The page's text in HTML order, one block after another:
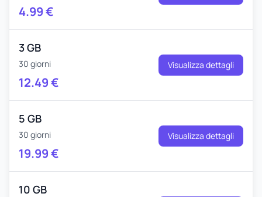
4.99€
3 GB
30 giorni
12.49€
Visualizza dettagli
5 GB
30 giorni
19.99€
Visualizza dettagli
10 GB